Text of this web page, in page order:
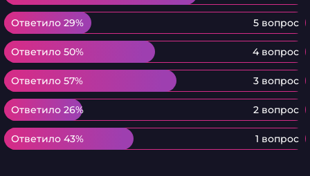
Ответило 29% 5 вопрос
Ответило 29%
Ответило 50% 4 вопрос
Ответило 50%
Ответило 57% 3 вопрос
Ответило 57%
Ответило 26% 2 вопрос
Ответило 26%
Ответило 43% 1 вопрос
Ответило 43%